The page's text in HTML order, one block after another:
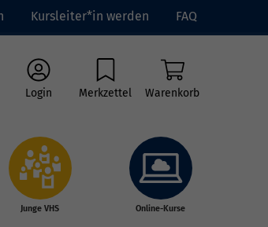
Kursleiter*in werden FAQ
Login Merkzettel Warenkorb
Junge VHS Online-Kurse